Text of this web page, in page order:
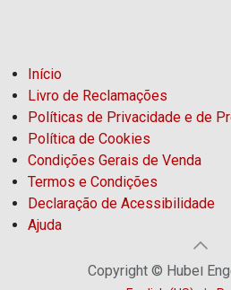
Início
Livro de Reclamações
Políticas de Privacidade e de
Política de Cookies
Condições Gerais de Venda
Termos e Condições
Declaração de Acessibilidade
Ajuda
Copyright © Hubel